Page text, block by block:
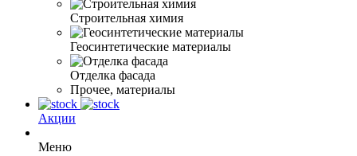
Строительная химия
Геосинтетические материалы
Отделка фасада
Прочее, материалы
Акции
Меню